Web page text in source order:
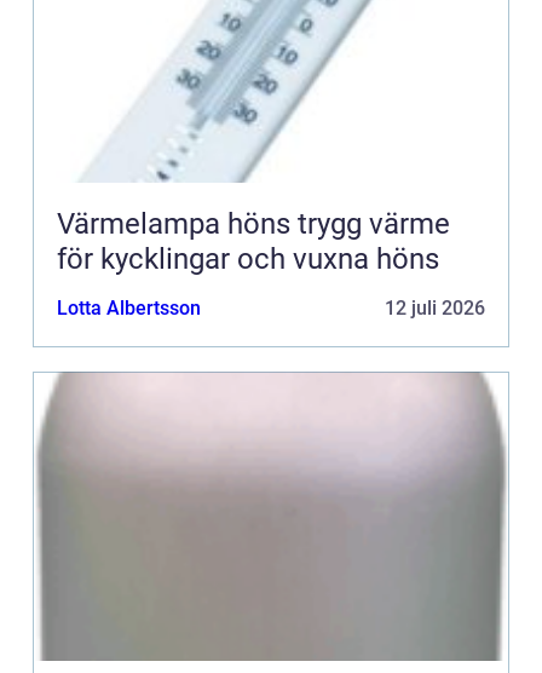
Värmelampa höns trygg värme
för kycklingar och vuxna höns
Lotta Albertsson 12 juli 2026